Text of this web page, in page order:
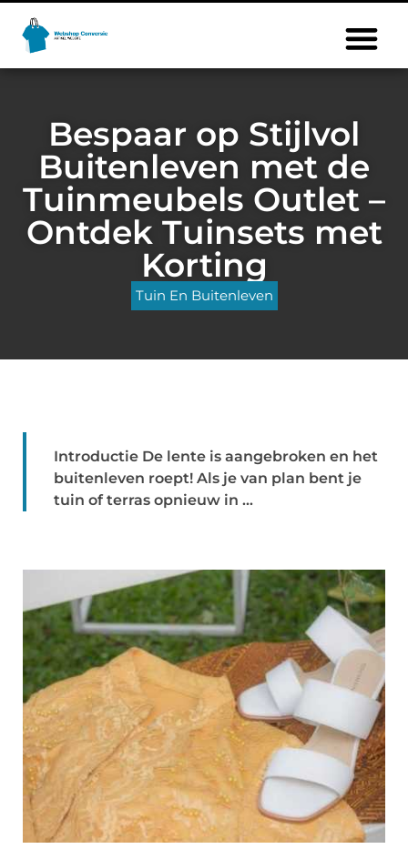
Bespaar op Stijlvol
Buitenleven met de
Tuinmeubels Outlet –
Ontdek Tuinsets met
Korting
Tuin En Buitenleven
Introductie De lente is aangebroken en het
buitenleven roept! Als je van plan bent je
tuin of terras opnieuw in ...